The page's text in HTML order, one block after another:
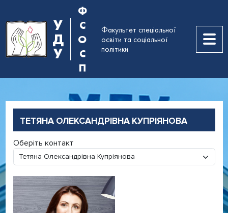
У
Д
У
Ф
С
О
С
П
Факультет спеціальної
освіти та соціальної
політики
ТЕТЯНА ОЛЕКСАНДРІВНА КУПРІЯНОВА
Оберіть контакт